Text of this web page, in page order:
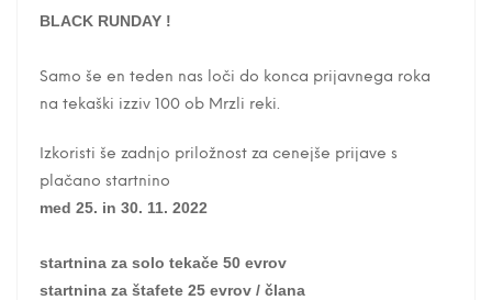
BLACK RUNDAY !
Samo še en teden nas loči do konca prijavnega roka
na tekaški izziv 100 ob Mrzli reki.
Izkoristi še zadnjo priložnost za cenejše prijave s
plačano startnino
med 25. in 30. 11. 2022
startnina za solo tekače 50 evrov
startnina za štafete 25 evrov / člana